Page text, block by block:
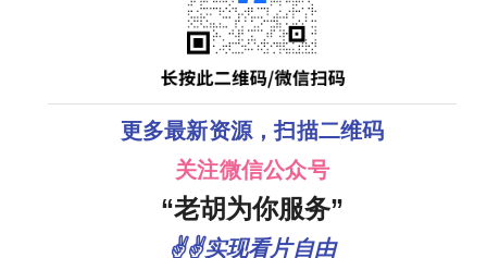
更多最新资源，扫描二维码
关注微信公众号
“老胡为你服务”
✌✌实现看片自由